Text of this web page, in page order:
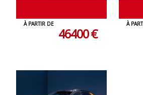
À PARTIR DE
46400 €
À